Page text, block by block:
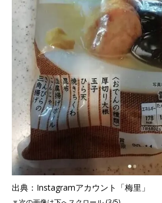
出典：Instagramアカウント「梅里」